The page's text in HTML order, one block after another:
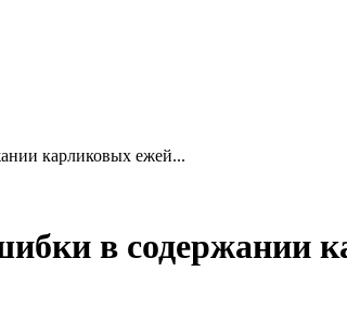
карликовых ежей...
в содержании